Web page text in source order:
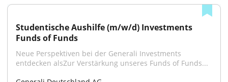
Studentische Aushilfe (m/w/d) Investments
Funds of Funds
Neue Perspektiven bei der Generali Investments
entdecken alsZur Verstärkung unseres Funds of Funds...